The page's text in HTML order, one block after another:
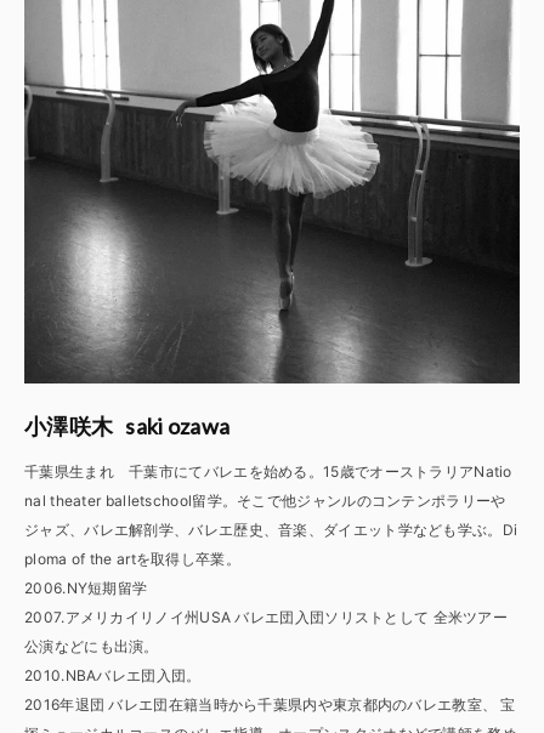
小澤咲木 saki ozawa
千葉県生まれ 千葉市にてバレエを始める。15歳でオーストラリアNatio
nal theater balletschool留学。そこで他ジャンルのコンテンポラリーや
ジャズ、バレエ解剖学、バレエ歴史、音楽、ダイエット学なども学ぶ。Di
ploma of the artを取得し卒業。
2006.NY短期留学
2007.アメリカイリノイ州USA バレエ団入団ソリストとして 全米ツアー
公演などにも出演。
2010.NBAバレエ団入団。
2016年退団 バレエ団在籍当時から千葉県内や東京都内のバレエ教室、 宝